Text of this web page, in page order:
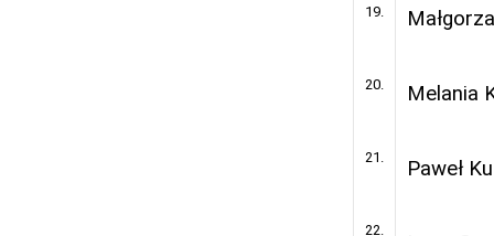
19.
20.
21.
22.
Melania
Paweł